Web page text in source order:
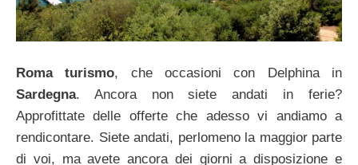
Roma turismo, che occasioni con Delphina in
Sardegna. Ancora non siete andati in ferie?
Approfittate delle offerte che adesso vi andiamo a
rendicontare. Siete andati, perlomeno la maggior parte
di voi, ma avete ancora dei giorni a disposizione e